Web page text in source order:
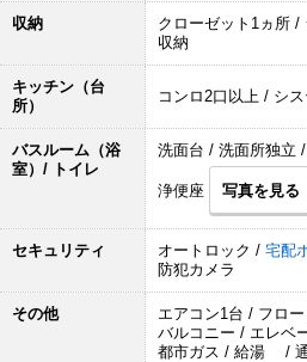
収納
クローゼット1ヵ所 /
収納
キッチン（台
所）
コンロ2口以上 / シ
バスルーム（浴
室）/ トイレ
洗面台 / 洗面所独立
浄便座 写真を見る
セキュリティ オートロック / 宅配
防犯カメラ
その他 エアコン1台 / フロ
バルコニー / エレベ
都市ガス / 給湯 /